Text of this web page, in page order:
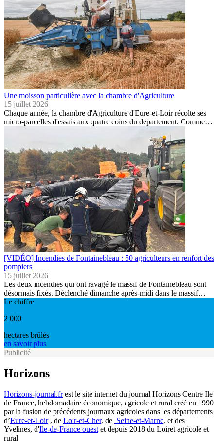
Une moisson particulière avec la chambre d'Agriculture
15 juillet 2026
Chaque année, la chambre d'Agriculture d'Eure-et-Loir récolte ses
micro-parcelles d'essais aux quatre coins du département. Comme…
[VIDÉO] Incendies de Fontainebleau : 50 agriculteurs en renfort des
pompiers
15 juillet 2026
Les deux incendies qui ont ravagé le massif de Fontainebleau sont
désormais fixés. Déclenché dimanche après-midi dans le massif…
Le chiffre
2 000
hectares brûlés
en savoir plus
Publicité
Horizons
Horizons-journal.frest le site internet du journal Horizons Centre Ile
de France, hebdomadaire économique, agricole et rural créé en 1990
par la fusion de précédents journaux agricoles dans les départements
d’Eure-et-Loir, de Loir-et-Cher, de Seine-et-Marne, et des
Yvelines, d'Ile-de-France ouest et depuis 2018 du Loiret agricole et
rural